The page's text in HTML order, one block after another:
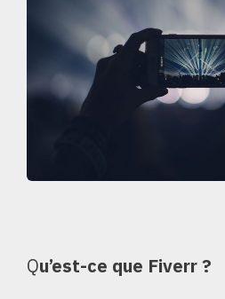
Qu’est-ce que Fiverr ?